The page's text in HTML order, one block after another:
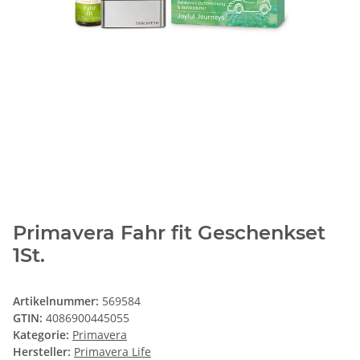
Primavera Fahr fit Geschenkset
1St.
Artikelnummer: 569584
GTIN: 4086900445055
Kategorie: Primavera
Hersteller: Primavera Life